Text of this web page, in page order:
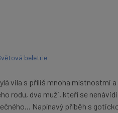
beletrie
vila s příliš mnoha místnostmi
rodu, dva muži, kteří se
Napínavý příběh s